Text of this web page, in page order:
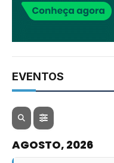
EVENTOS
AGOSTO, 2026